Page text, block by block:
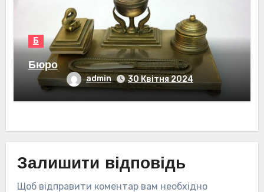
Б
Бюро
admin 30 Квітня 2024
Залишити відповідь
Щоб відправити коментар вам необхідно